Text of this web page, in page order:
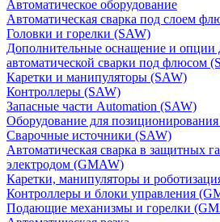
Автоматическое оборудование
Автоматическая сварка под слоем
Головки и горелки (SAW)
Дополнительные оснащение и опции
автоматической сварки под флюсом
Каретки и манипуляторы (SAW)
Контроллеры (SAW)
Запасные части Automation (SAW)
Оборудование для позиционирования
Сварочные источники (SAW)
Автоматическая сварка в защитных
электродом (GMAW)
Каретки, манипуляторы и
Контроллеры и блоки управления
Подающие механизмы и горелки